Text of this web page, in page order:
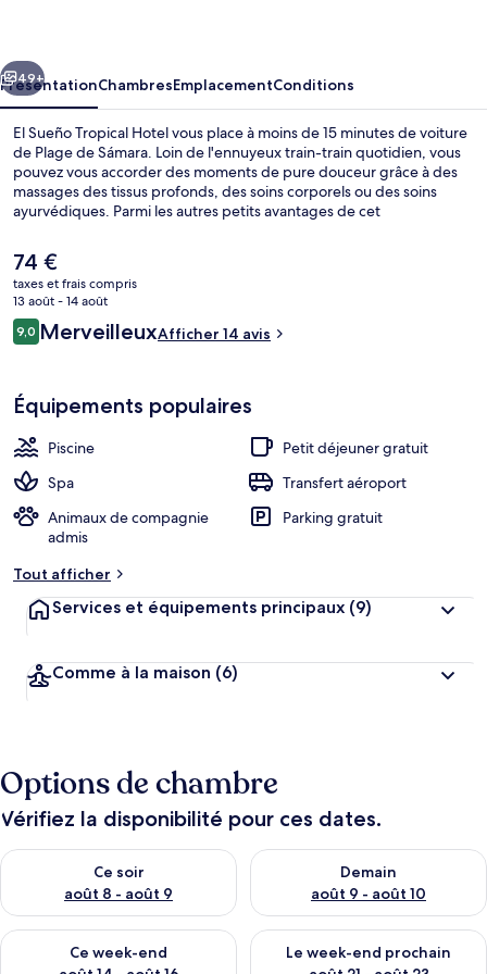
Suivant
49+
PrésentationChambresEmplacementConditions
El Sueño Tropical Hotel vous place à moins de 15 minutes de voiture
de Plage de Sámara. Loin de l'ennuyeux train-train quotidien, vous
pouvez vous accorder des moments de pure douceur grâce à des
massages des tissus profonds, des soins corporels ou des soins
ayurvédiques. Parmi les autres petits avantages de cet
vers la plage et un jardin.
Le
prix
actuel
est
de
74 €
taxes et frais compris
13 août - 14 août
Avis
voyageurs
9,09,0 sur 10
MerveilleuxAfficher 14 avis
Équipements populaires
Piscine
Petit déjeuner gratuit
Spa
Transfert aéroport
Animaux de compagnie
admis
Parking gratuit
Tout afficher
Services et équipements principaux (9)
Comme à la maison (6)
Options de chambre
Vérifiez la disponibilité pour ces dates.
Ce soir
août 8 - août 9
Vérifier la disponibilité pour ce soir août 8 - août 9
Demain
août 9 - août 10
Vérifier la disponibilité pour
Ce week-end
Vérifier la disponibilité pour ce week-end août 14 - août 16
Le week-end prochain
Vérifier la disponibilité pour